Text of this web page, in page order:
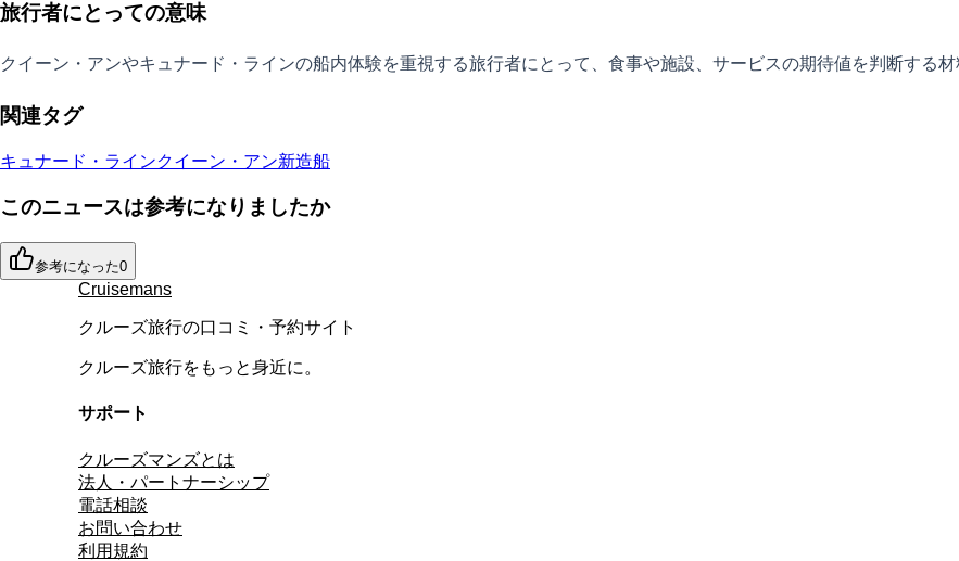
旅行者にとっての意味
クイーン・アンやキュナード・ラインの船内体験を重視する旅行者にとって、食事や施設、サービスの期待値を判断する材
関連タグ
キュナード・ラインクイーン・アン新造船
このニュースは参考になりましたか
参考になった0
Cruisemans
クルーズ旅行の口コミ・予約サイト
クルーズ旅行をもっと身近に。
サポート
クルーズマンズとは
法人・パートナーシップ
電話相談
お問い合わせ
利用規約